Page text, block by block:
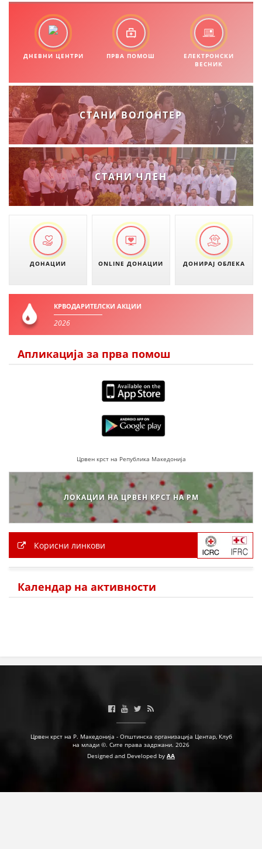
ОДНОСИ СО ЈАВНОСТ
ИСТРАЖУВАЊЕ НА ЈАВНО МИСЛЕЊЕ
ДОГОВОРИ
ЗНАЧЕЊЕ НА СЛУЖБАТА ЗА БАРАЊЕ
ФОРМУЛАРИ ЗА БАРАЊА
ЗДРАВСТВЕНО ПРЕВЕНТИВНА ДЕЈНОСТ
ПРВА ПОМОШ
ИНФОРМАЦИИ ЗА БОЛЕСТИ
МЕНАЏМЕНТ НА ВОЛОНТЕРИ
ЗА НАС
ПРИРАЧНИЦИ
СТРАТЕГИИ
ПОСТЕРИ
ПРЕЗЕНТАЦИИ
ДНЕВНИ ЦЕНТРИ ПРВА ПОМОШ
ЕЛЕКТРОНСКИ
ВЕСНИК
СТАНИ ВОЛОНТЕР
СТАНИ ЧЛЕН
ДОНАЦИИ ONLINE ДОНАЦИИ ДОНИРАЈ ОБЛЕКА
КРВОДАРИТЕЛСКИ АКЦИИ
2026
Апликација за прва помош
Црвен крст на Република Македонија
ЛОКАЦИИ НА ЦРВЕН КРСТ НА РМ
Корисни линкови
Календар на активности
Црвен крст на Р. Македонија - Општинска организација Центар, Клуб
на млади ©. Сите права задржани. 2026
Designed and Developed by AA